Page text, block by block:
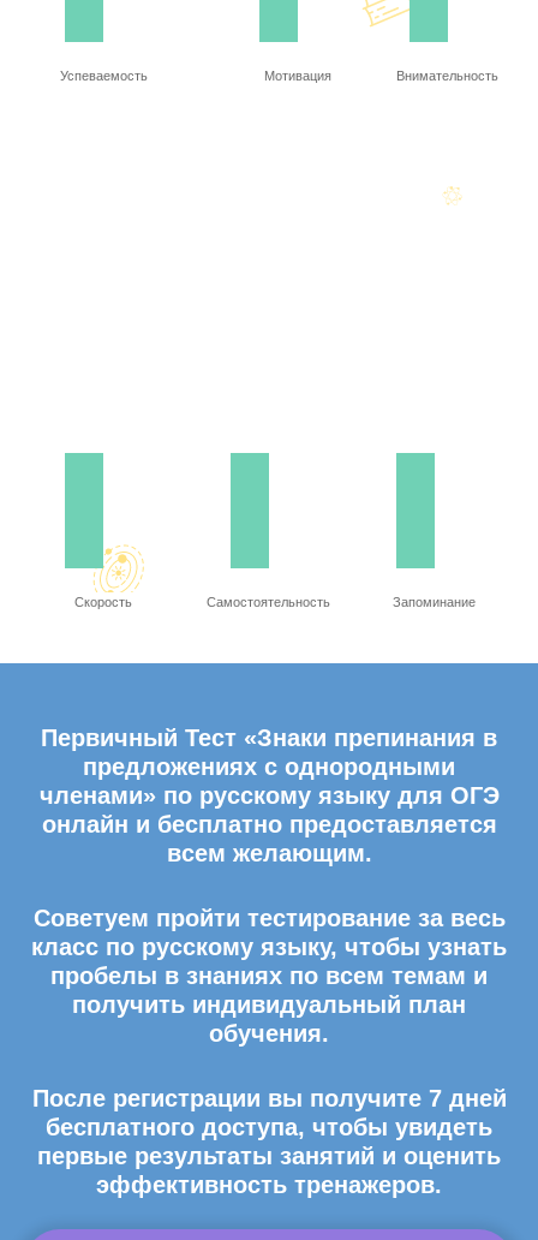
Успеваемость Мотивация Внимательность
Скорость Самостоятельность Запоминание
Первичный Тест «Знаки препинания в
предложениях с однородными
членами» по русскому языку для ОГЭ
онлайн и бесплатно предоставляется
всем желающим.
Советуем пройти тестирование за весь
класс по русскому языку, чтобы узнать
пробелы в знаниях по всем темам и
получить индивидуальный план
обучения.
После регистрации вы получите 7 дней
бесплатного доступа, чтобы увидеть
первые результаты занятий и оценить
эффективность тренажеров.